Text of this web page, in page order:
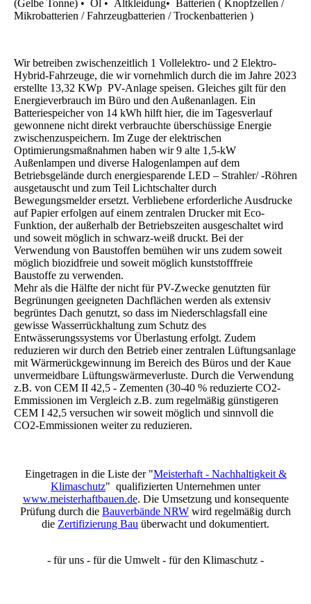
(Gelbe Tonne) • Öl • Altkleidung• Batterien ( Knopfzellen /
Mikrobatterien / Fahrzeugbatterien / Trockenbatterien )
Wir betreiben zwischenzeitlich 1 Vollelektro- und 2 Elektro-
Hybrid-Fahrzeuge, die wir vornehmlich durch die im Jahre 2023
erstellte 13,32 KWp PV-Anlage speisen. Gleiches gilt für den
Energieverbrauch im Büro und den Außenanlagen. Ein
Batteriespeicher von 14 kWh hilft hier, die im Tagesverlauf
gewonnene nicht direkt verbrauchte überschüssige Energie
zwischenzuspeichern. Im Zuge der elektrischen
Optimierungsmaßnahmen haben wir 9 alte 1,5-kW
Außenlampen und diverse Halogenlampen auf dem
Betriebsgelände durch energiesparende LED – Strahler/ -Röhren
ausgetauscht und zum Teil Lichtschalter durch
Bewegungsmelder ersetzt. Verbliebene erforderliche Ausdrucke
auf Papier erfolgen auf einem zentralen Drucker mit Eco-
Funktion, der außerhalb der Betriebszeiten ausgeschaltet wird
und soweit möglich in schwarz-weiß druckt. Bei der
Verwendung von Baustoffen bemühen wir uns zudem soweit
möglich biozidfreie und soweit möglich kunststofffreie
Baustoffe zu verwenden.
Mehr als die Hälfte der nicht für PV-Zwecke genutzten für
Begrünungen geeigneten Dachflächen werden als extensiv
begrüntes Dach genutzt, so dass im Niederschlagsfall eine
gewisse Wasserrückhaltung zum Schutz des
Entwässerungssystems vor Überlastung erfolgt. Zudem
reduzieren wir durch den Betrieb einer zentralen Lüftungsanlage
mit Wärmerückgewinnung im Bereich des Büros und der Kaue
unvermeidbare Lüftungswärmeverluste. Durch die Verwendung
z.B. von CEM II 42,5 - Zementen (30-40 % reduzierte CO2-
Emmissionen im Vergleich z.B. zum regelmäßig günstigeren
CEM I 42,5 versuchen wir soweit möglich und sinnvoll die
CO2-Emmissionen weiter zu reduzieren.
Eingetragen in die Liste der "Meisterhaft - Nachhaltigkeit &
Klimaschutz" qualifizierten Unternehmen unter
www.meisterhaftbauen.de. Die Umsetzung und konsequente
Prüfung durch die Bauverbände NRW wird regelmäßig durch
die Zertifizierung Bau überwacht und dokumentiert.
- für uns - für die Umwelt - für den Klimaschutz -